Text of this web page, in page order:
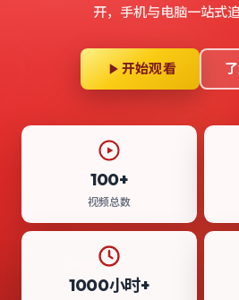
开，手机与电脑一站式
开始观看
100+
视频总数
1000小时+